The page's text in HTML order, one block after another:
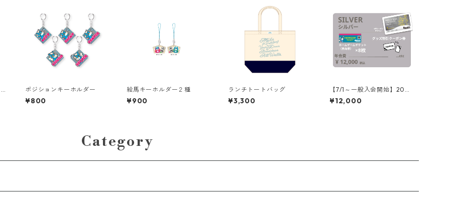
ポジションキーホルダー
¥800
絵馬キーホルダー２種
¥900
ランチトートバッグ
¥3,300
【7/1～一般入会開始】2026
-27シーズン ブレイブ シル
バー会員 年会費
¥12,000
Category